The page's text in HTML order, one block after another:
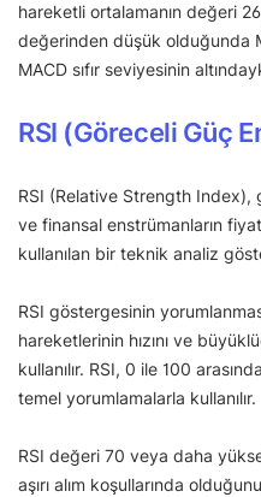
hareketli ortalamanın değeri
değerinden düşük olduğunda
MACD sıfır seviyesinin
RSI (Göreceli Güç
RSI (Relative Strength
ve finansal enstrümanların
kullanılan bir teknik analiz
RSI göstergesinin
hareketlerinin hızını ve
kullanılır. RSI, 0 ile 100
temel yorumlamalarla kullanılır.
RSI değeri 70 veya daha
aşırı alım koşullarında